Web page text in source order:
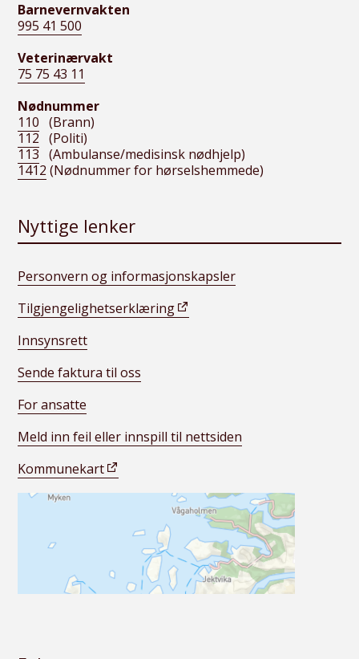
Barnevernvakten
995 41 500
Veterinærvakt
75 75 43 11
Nødnummer
110 (Brann)
112 (Politi)
113 (Ambulanse/medisinsk nødhjelp)
1412 (Nødnummer for hørselshemmede)
Nyttige lenker
Personvern og informasjonskapsler
Tilgjengelighetserklæring
Innsynsrett
Sende faktura til oss
For ansatte
Meld inn feil eller innspill til nettsiden
Kommunekart